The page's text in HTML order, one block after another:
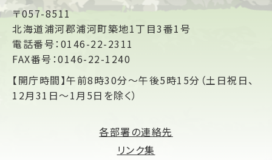
〒057-8511
北海道浦河郡浦河町築地1丁目3番1号
電話番号：0146-22-2311
FAX番号：0146-22-1240
【開庁時間】午前8時30分～午後5時15分（土日祝日、
12月31日～1月5日を除く）
各部署の連絡先
リンク集